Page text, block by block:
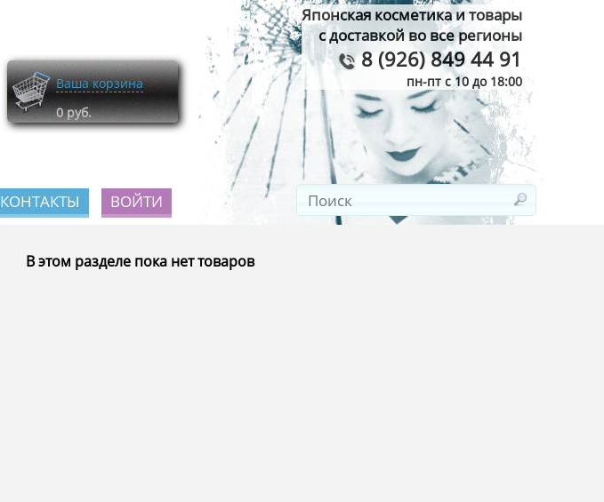
Японская косметика и товары
с доставкой во все регионы
8 (926) 849 44 91
пн-пт с 10 до 18:00
Ваша корзина
0 руб.
КОНТАКТЫ ВОЙТИ
В этом разделе пока нет товаров